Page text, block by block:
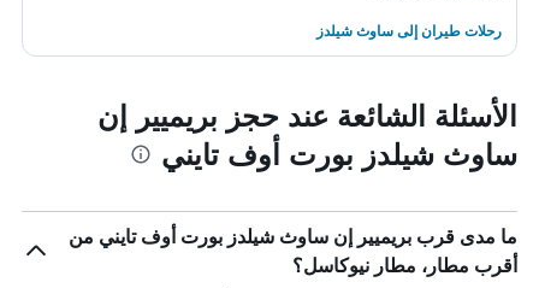
رحلات طيران إلى ساوث شيلدز
الأسئلة الشائعة عند حجز بريميير إن
ساوث شيلدز بورت أوف تايني
ما مدى قرب بريميير إن ساوث شيلدز بورت أوف تايني من
أقرب مطار، مطار نيوكاسل؟